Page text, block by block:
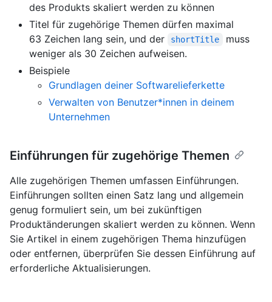
des Produkts skaliert werden zu können
Titel für zugehörige Themen dürfen maximal
63 Zeichen lang sein, und der
shortTitle
muss
weniger als 30 Zeichen aufweisen.
Beispiele
Grundlagen deiner Softwarelieferkette
Verwalten von Benutzer*innen in deinem
Unternehmen
Einführungen für zugehörige Themen
Alle zugehörigen Themen umfassen Einführungen.
Einführungen sollten einen Satz lang und allgemein
genug formuliert sein, um bei zukünftigen
Produktänderungen skaliert werden zu können. Wenn
Sie Artikel in einem zugehörigen Thema hinzufügen
oder entfernen, überprüfen Sie dessen Einführung auf
erforderliche Aktualisierungen.